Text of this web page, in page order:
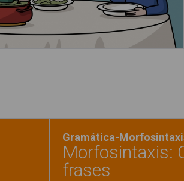
Gramática-
Morfosintaxis:
frases